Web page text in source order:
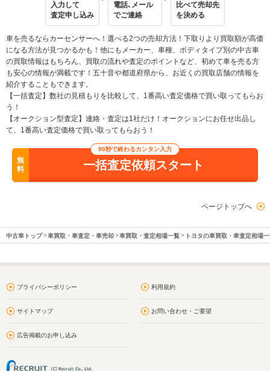
入力して
査定申し込み
電話､メール
でご連絡
比べて売却先
を決める
車を売るならカーセンサーへ！選べる2つの売却方法！下取りより買取額が高価
になる方法が見つかるかも！他にもメーカー、車種、ボディタイプ別の中古車
の買取情報はもちろん、買取の流れや査定のポイントなど、初めて車を売る方
も安心の情報が満載です！五十音や都道府県から、お近くの買取店舗の情報を
紹介することもできます。
【一括査定】数社の見積もりを比較して、1番高い査定価格で買い取ってもらお
う！
【オークション型査定】連絡・査定は1社だけ！オークションにお任せ出品し
て、1番高い査定価格で買い取ってもらおう！
無
料
90秒で終わるカンタン入力
一括査定依頼スタート
ページトップへ
中古車トップ 車買取・車査定・車売却 車買取・査定相場一覧 トヨタの車買取・車査定相場
プライバシーポリシー 利用規約
サイトマップ お問い合わせ・ご要望
広告掲載のお申し込み